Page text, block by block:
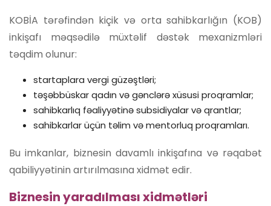
KOBİA tərəfindən kiçik və orta sahibkarlığın (KOB)
inkişafı məqsədilə müxtəlif dəstək mexanizmləri
təqdim olunur:
startaplara vergi güzəştləri;
təşəbbüskar qadın və gənclərə xüsusi proqramlar;
sahibkarlıq fəaliyyətinə subsidiyalar və qrantlar;
sahibkarlar üçün təlim və mentorluq proqramları.
Bu imkanlar, biznesin davamlı inkişafına və rəqabət
qabiliyyətinin artırılmasına xidmət edir.
Biznesin yaradılması xidmətləri